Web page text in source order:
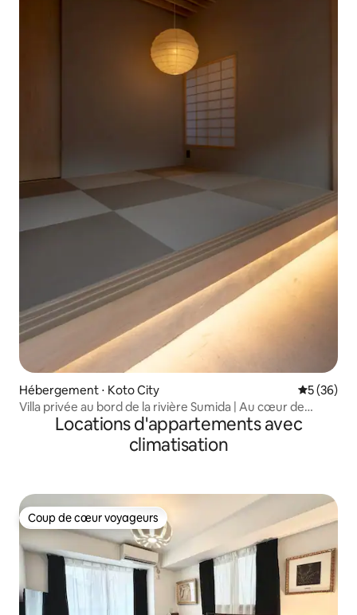
Hébergement ⋅ Koto City
5 (36)
Villa privée au bord de la rivière Sumida | Au cœur de
Tokyo, à proximité de Nihonbashi, Asakusa et Ryogoku |
Hébergement moderne de style japonais
Locations d'appartements avec
climatisation
Coup de cœur voyageurs
Coup de cœur voyageurs